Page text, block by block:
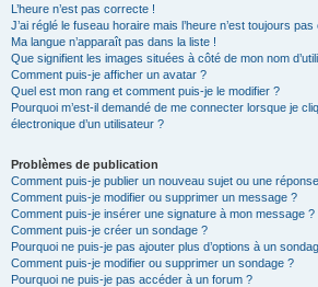
L’heure n’est pas correcte !
J’ai réglé le fuseau horaire mais l’heure n’est toujours
Ma langue n’apparaît pas dans la liste !
Que signifient les images situées à côté de mon nom
Comment puis-je afficher un avatar ?
Quel est mon rang et comment puis-je le modifier ?
Pourquoi m’est-il demandé de me connecter lorsque je
électronique d’un utilisateur ?
Problèmes de publication
Comment puis-je publier un nouveau sujet ou une
Comment puis-je modifier ou supprimer un message ?
Comment puis-je insérer une signature à mon message ?
Comment puis-je créer un sondage ?
Pourquoi ne puis-je pas ajouter plus d’options à un
Comment puis-je modifier ou supprimer un sondage ?
Pourquoi ne puis-je pas accéder à un forum ?